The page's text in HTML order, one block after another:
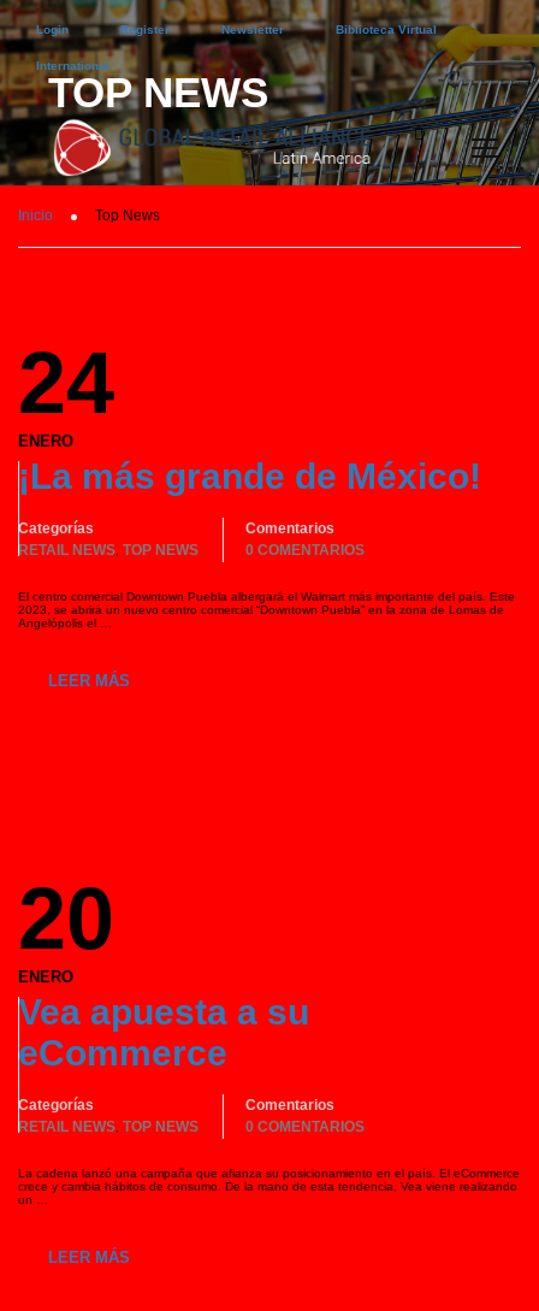
Login Register Newsletter Biblioteca Virtual
International
TOP NEWS
Inicio Top News
24
ENERO
¡La más grande de México!
Categorías
RETAIL NEWS TOP NEWS
Comentarios
0 COMENTARIOS
El centro comercial Downtown Puebla albergará el Walmart más importante del país. Este
2023, se abrirá un nuevo centro comercial “Downtown Puebla” en la zona de Lomas de
Angelópolis el …
LEER MÁS
20
ENERO
Vea apuesta a su
eCommerce
Categorías
RETAIL NEWS TOP NEWS
Comentarios
0 COMENTARIOS
La cadena lanzó una campaña que afianza su posicionamiento en el país. El eCommerce
crece y cambia hábitos de consumo. De la mano de esta tendencia, Vea viene realizando
un …
LEER MÁS